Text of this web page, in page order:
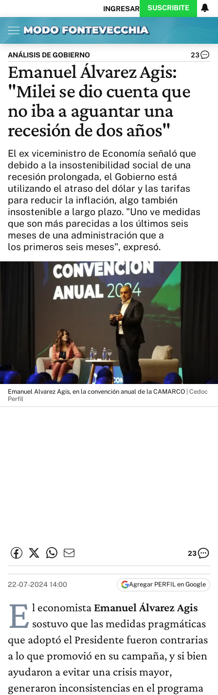
INGRESAR SUSCRIBITE
Inicio Ahora
Opinión
Política
Ciencia
Protagonistas
Cultura
Arte
Educación
Internacional
Clima
Deportes
CARAS
Exitoina
Turismo
Videos
Córdoba
Reperfilar
Business
Noticias
Caras
Diario del Juicio
Actualidad
ANÁLISIS DE GOBIERNO 23
Emanuel Álvarez Agis:
"Milei se dio cuenta que
no iba a aguantar una
recesión de dos años"
El ex viceministro de Economía señaló que
debido a la insostenibilidad social de una
recesión prolongada, el Gobierno está
utilizando el atraso del dólar y las tarifas
para reducir la inflación, algo también
insostenible a largo plazo. ​"Uno ve medidas
que son más parecidas a los últimos seis
meses de una administración que a
los primeros seis meses", expresó.
Emanuel Alvarez Agis, en la convención anual de la CAMARCO | Cedoc
Perfil
23
22-07-2024 14:00 Agregar PERFIL en Google
E l economista Emanuel Álvarez Agis
sostuvo que las medidas pragmáticas
que adoptó el Presidente fueron contrarias
a lo que promovió en su campaña, y si bien
ayudaron a evitar una crisis mayor,
generaron inconsistencias en el programa